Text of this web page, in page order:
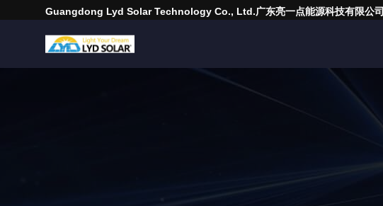
Guangdong Lyd Solar Technology Co., Ltd.广东亮一点能源科技有限公司